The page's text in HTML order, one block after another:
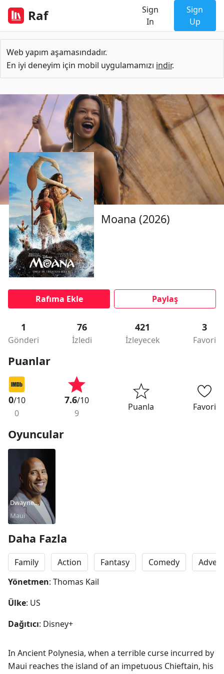
Raf
Sign
In
Sign
Up
Web yapım aşamasındadır.
En iyi deneyim için mobil uygulamamızı indir.
Moana (2026)
Rafıma Ekle Paylaş
1
Gönderi
76
İzledi
421
İzleyecek
3
Favori
Puanlar
0/10
0
7.6/10
9
Puanla Favori
Oyuncular
Dwayne
Johnson
Maui
Daha Fazla
Family Action Fantasy Comedy
Yönetmen: Thomas Kail
Ülke: US
Dağıtıcı: Disney+
In Ancient Polynesia, when a terrible curse incurred by
Maui reaches the island of an impetuous Chieftain, his